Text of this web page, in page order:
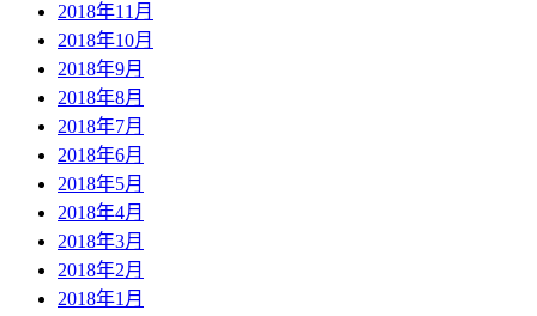
2018年11月
2018年10月
2018年9月
2018年8月
2018年7月
2018年6月
2018年5月
2018年4月
2018年3月
2018年2月
2018年1月